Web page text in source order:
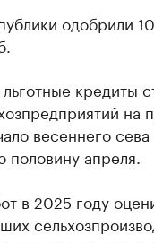
одобрили
кредиты
на
весеннего
половину апреля.
в 2025 году